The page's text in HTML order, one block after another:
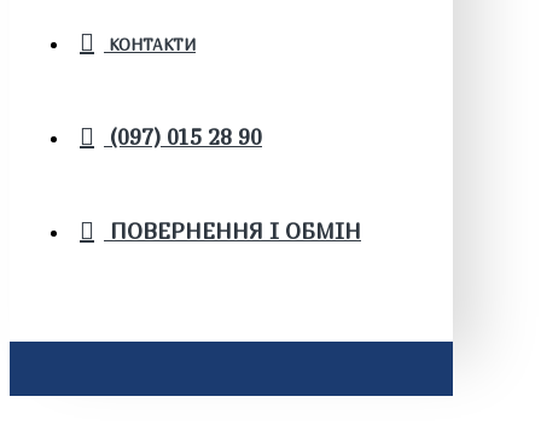
КОНТАКТИ
(097) 015 28 90
ПОВЕРНЕННЯ І ОБМІН